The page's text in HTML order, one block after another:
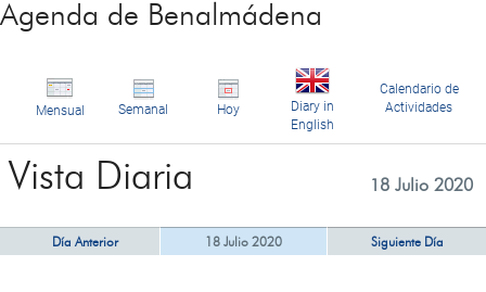
Agenda de Benalmádena
Mensual Semanal Hoy
Diary in
English
Calendario de
Actividades
Vista Diaria 18 Julio 2020
Día Anterior 18 Julio 2020 Siguiente Día